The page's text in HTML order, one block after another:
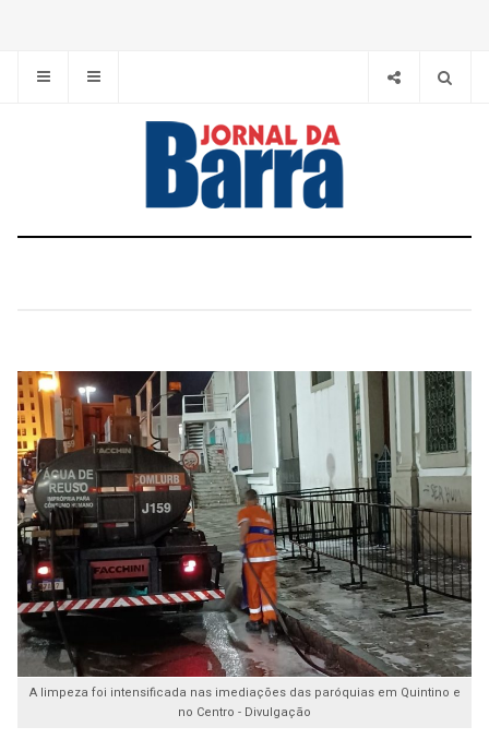
A limpeza foi intensificada nas imediações das paróquias em Quintino e
no Centro - Divulgação